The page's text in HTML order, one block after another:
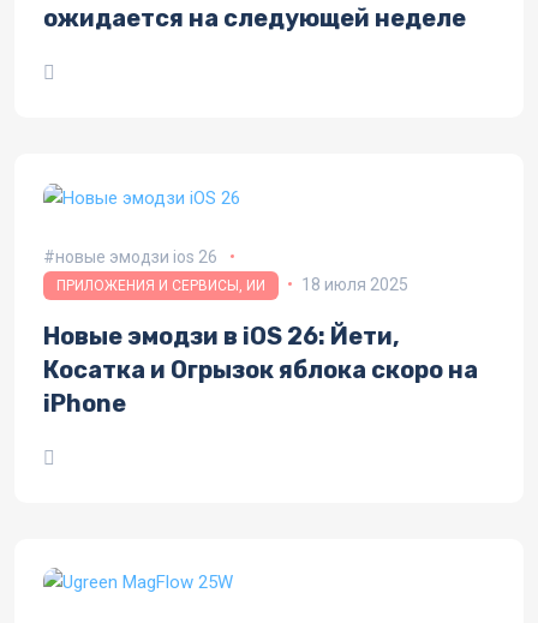
ожидается на следующей неделе
новые эмодзи ios 26
ПРИЛОЖЕНИЯ И СЕРВИСЫ, ИИ 18 июля 2025
Новые эмодзи в iOS 26: Йети,
Косатка и Огрызок яблока скоро на
iPhone